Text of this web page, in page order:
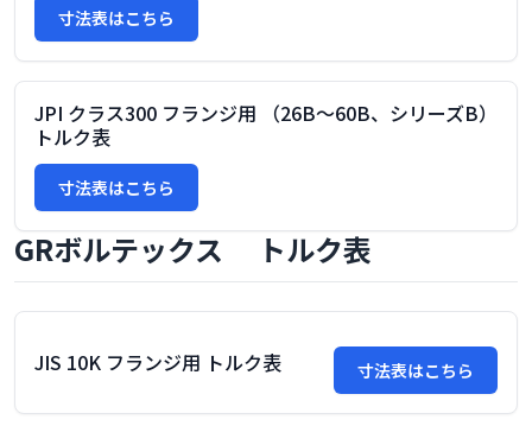
寸法表はこちら
JPI クラス300 フランジ用 （26B～60B、シリーズB）
トルク表
寸法表はこちら
GRボルテックス トルク表
JIS 10K フランジ用 トルク表 寸法表はこちら